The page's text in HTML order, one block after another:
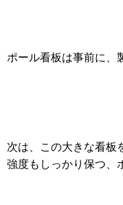
ポール看板は事前に、
次は、この大きな看板
強度もしっかり保つ、